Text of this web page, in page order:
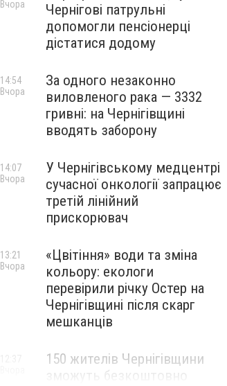
Чернігові патрульні
допомогли пенсіонерці
дістатися додому
Вчора
За одного незаконно
виловленого рака — 3332
гривні: на Чернігівщині
вводять заборону
14:54
Вчора
У Чернігівському медцентрі
сучасної онкології запрацює
третій лінійний
прискорювач
14:07
Вчора
«Цвітіння» води та зміна
кольору: екологи
перевірили річку Остер на
Чернігівщині після скарг
мешканців
13:21
Вчора
150 жителів Чернігівщини
зможуть безкоштовно